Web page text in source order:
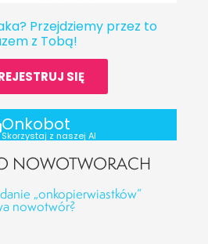
Przejdziemy przez to
z Tobą!
SIĘ
Onkobot
Skorzystaj z naszej AI
NOWOTWORACH
„onkopierwiastków”
nowotwór?